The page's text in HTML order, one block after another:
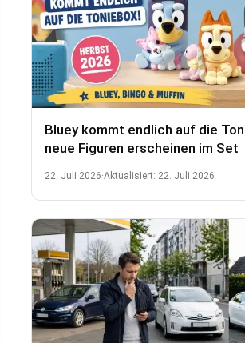
Bluey kommt endlich auf die
neue Figuren erscheinen im Set
22. Juli 2026·Aktualisiert: 22. Juli 2026